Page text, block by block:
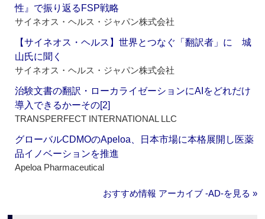
性』で振り返るFSP戦略
サイネオス・ヘルス・ジャパン株式会社
【サイネオス・ヘルス】世界とつなぐ「翻訳者」に 城
山氏に聞く
サイネオス・ヘルス・ジャパン株式会社
治験文書の翻訳・ローカライゼーションにAIをどれだけ
導入できるかーその[2]
TRANSPERFECT INTERNATIONAL LLC
グローバルCDMOのApeloa、日本市場に本格展開し医薬
品イノベーションを推進
Apeloa Pharmaceutical
おすすめ情報 アーカイブ ‐AD‐を見る »